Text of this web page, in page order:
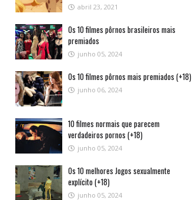
abril 23, 2021
Os 10 filmes pôrnos brasileiros mais
premiados
junho 05, 2024
Os 10 filmes pôrnos mais premiados (+18)
junho 06, 2024
10 filmes normais que parecem
verdadeiros pornos (+18)
junho 05, 2024
Os 10 melhores Jogos sexualmente
explícito (+18)
junho 05, 2024